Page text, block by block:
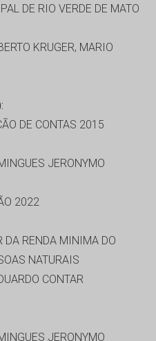
DE RIO VERDE DE MATO
KRUGER, MARIO
DE CONTAS 2015
JERONYMO
2022
DA RENDA MINIMA DO
NATURAIS
CONTAR
JERONYMO